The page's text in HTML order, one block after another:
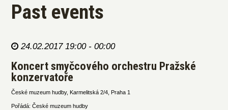
Past events
24.02.2017 19:00 - 00:00
Koncert smyčcového orchestru Pražské
konzervatoře
České muzeum hudby, Karmelitská 2/4, Praha 1
Pořádá: České muzeum hudby